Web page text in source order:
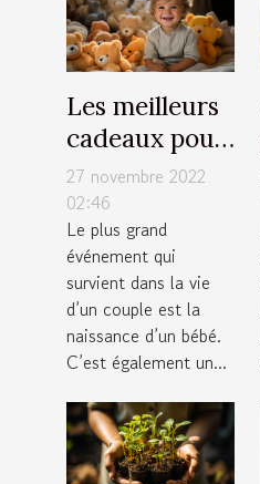
Les meilleurs
cadeaux pour
nourrisson
27 novembre 2022
02:46
Le plus grand
événement qui
survient dans la vie
d’un couple est la
naissance d’un bébé.
C’est également un...